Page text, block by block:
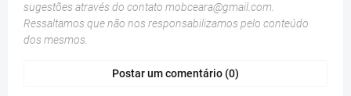
sugestões através do contato mobceara@gmail.com.
Ressaltamos que não nos responsabilizamos pelo conteúdo
dos mesmos.
Postar um comentário (0)